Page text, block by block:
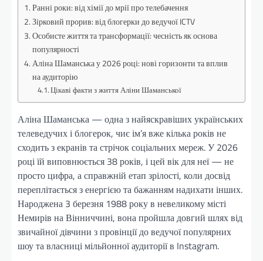
Ранні роки: від хімії до мрії про телебачення
Зірковий прорив: від блогерки до ведучої ICTV
Особисте життя та трансформації: чесність як основа
популярності
Аліна Шаманська у 2026 році: нові горизонти та вплив
на аудиторію
Цікаві факти з життя Аліни Шаманської
Аліна Шаманська — одна з найяскравіших українських
телеведучих і блогерок, чиє ім’я вже кілька років не
сходить з екранів та стрічок соціальних мереж. У 2026
році їй виповнюється 38 років, і цей вік для неї — не
просто цифра, а справжній етап зрілості, коли досвід
переплітається з енергією та бажанням надихати інших.
Народжена 3 березня 1988 року в невеликому місті
Немирів на Вінниччині, вона пройшла довгий шлях від
звичайної дівчини з провінції до ведучої популярних
шоу та власниці мільйонної аудиторії в Instagram.